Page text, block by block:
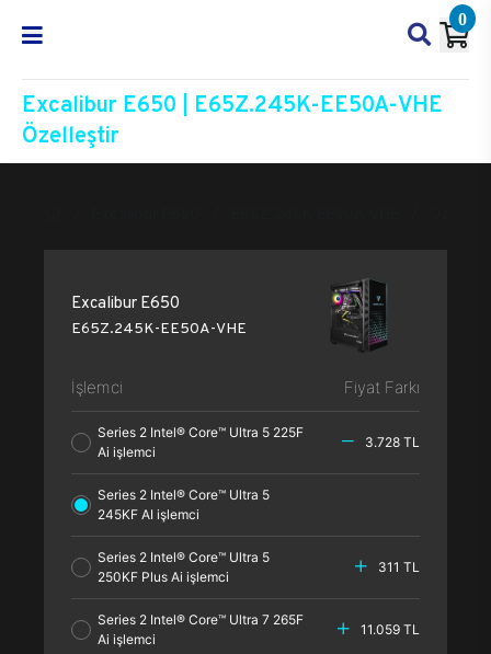
0
Excalibur E650 | E65Z.245K-EE50A-VHE
Özelleştir
Excalibur E650
E65Z.245K-EE50A-VHE
İşlemci Fiyat Farkı
Series 2 Intel® Core™ Ultra 5 225F
Ai işlemci
3.728 TL
Series 2 Intel® Core™ Ultra 5
245KF AI işlemci
Series 2 Intel® Core™ Ultra 5
250KF Plus Ai işlemci
311 TL
Series 2 Intel® Core™ Ultra 7 265F
Ai işlemci
11.059 TL